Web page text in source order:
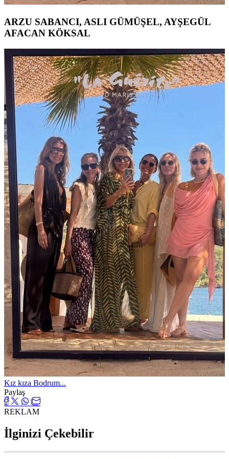
ARZU SABANCI, ASLI GÜMÜŞEL, AYŞEGÜL
AFACAN KÖKSAL
Kız kıza Bodrum...
Paylaş
REKLAM
İlginizi Çekebilir